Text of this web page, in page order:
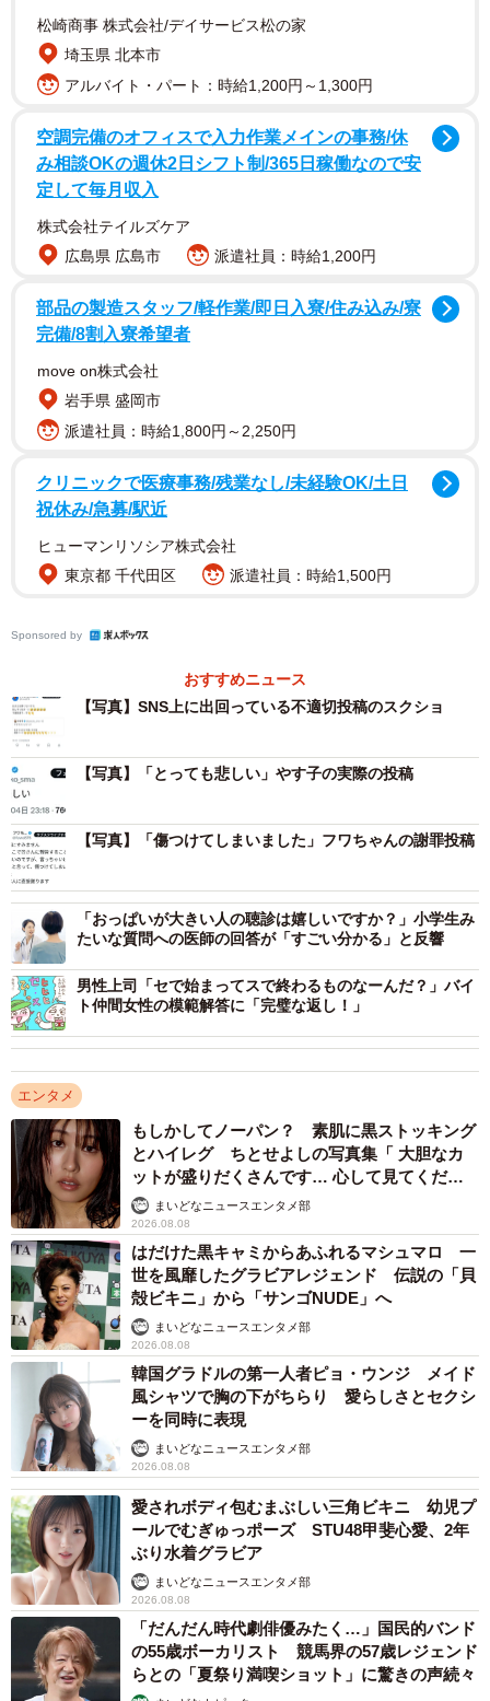
ピック 生きてるだけで偉いので皆 優勝でーす」と書き
込んだ投稿に対し、フワちゃんが「おまえは偉くない」な
どと暴言を交えて「予選敗退でーす」などとコメントした
除されていますが、やす子は4日午後11時ごろXに「とって
も悲しい」と書き込み、直後にフワちゃんが「本当にすみ
ません」「今ここで皆さんに報告することではないのです
が、言っちゃいけないこと言って、傷つけてしまいまし
た」「ご本人に直接謝ります」と謝罪投稿をしていまし
松崎商事 株式会社/デイサービス松の家
埼玉県 北本市
アルバイト・パート：時給1,200円～1,300円
空調完備のオフィスで入力作業メインの事務/休
み相談OKの週休2日シフト制/365日稼働なので安
定して毎月収入
株式会社テイルズケア
広島県 広島市
派遣社員：時給1,200円
部品の製造スタッフ/軽作業/即日入寮/住み込み/寮
完備/8割入寮希望者
move on株式会社
岩手県 盛岡市
派遣社員：時給1,800円～2,250円
クリニックで医療事務/残業なし/未経験OK/土日
祝休み/急募/駅近
ヒューマンリソシア株式会社
東京都 千代田区
派遣社員：時給1,500円
Sponsored by
おすすめニュース
【写真】SNS上に出回っている不適切投稿のスクショ
【写真】「とっても悲しい」やす子の実際の投稿
【写真】「傷つけてしまいました」フワちゃんの謝罪投稿
「おっぱいが大きい人の聴診は嬉しいですか？」小学生み
たいな質問への医師の回答が「すごい分かる」と反響
男性上司「セで始まってスで終わるものなーんだ？」バイ
ト仲間女性の模範解答に「完璧な返し！」
エンタメ
もしかしてノーパン？ 素肌に黒ストッキング
とハイレグ ちとせよしの写真集「 大胆なカ
ットが盛りだくさんです… 心して見てくださ
い」まいどなニュースエンタメ部
2026.08.08
はだけた黒キャミからあふれるマシュマロ 一
世を風靡したグラビアレジェンド 伝説の「貝
殻ビキニ」から「サンゴNUDE」へ
まいどなニュースエンタメ部
2026.08.08
韓国グラドルの第一人者ピョ・ウンジ メイド
風シャツで胸の下がちらり 愛らしさとセクシ
ーを同時に表現
まいどなニュースエンタメ部
2026.08.08
愛されボディ包むまぶしい三角ビキニ 幼児プ
ールでむぎゅっポーズ STU48甲斐心愛、2年
ぶり水着グラビア
まいどなニュースエンタメ部
2026.08.08
「だんだん時代劇俳優みたく…」国民的バンド
の55歳ボーカリスト 競馬界の57歳レジェンド
らとの「夏祭り満喫ショット」に驚きの声続々